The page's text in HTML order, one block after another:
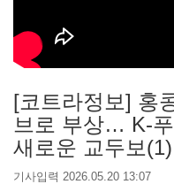
[코트라정보] 홍
브로 부상… K‑
새로운 교두보(1)
기사입력 2026.05.20 13:07